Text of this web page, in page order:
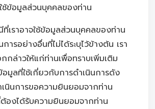
ช้ข้อมูลส่วนบุคคลของท่าน
ราอาจใช้ข้อมูลส่วนบุคคลของท่าน
การอย่างอื่นที่ไม่ได้ระบุไว้ข้างต้น เรา
กล่าวให้แก่ท่านเพื่อทราบเพิ่มเติม
อมูลที่ใช้เกี่ยวกับการดำเนินการดัง
เนินการขอความยินยอมจากท่าน
องได้รับความยินยอมจากท่าน